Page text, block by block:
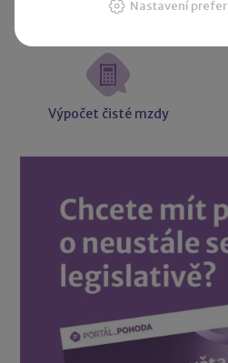
Výpočet čisté mzdy
Nastavení